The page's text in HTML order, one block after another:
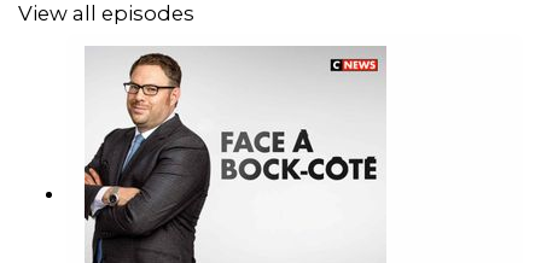
View all episodes